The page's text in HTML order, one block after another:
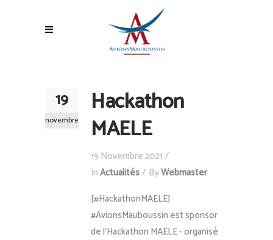
19
novembre
Hackathon
MAELE
19 Novembre 2021
InActualités ByWebmaster
[#HackathonMAELE]
#AvionsMauboussin est sponsor
de l'Hackathon MAELE - organisé